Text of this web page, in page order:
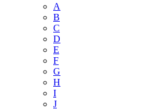
A
B
C
D
E
F
G
H
I
J